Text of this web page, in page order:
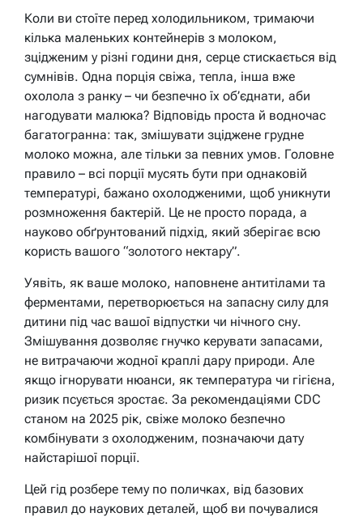
Коли ви стоїте перед холодильником, тримаючи
кілька маленьких контейнерів з молоком,
зцідженим у різні години дня, серце стискається від
сумнівів. Одна порція свіжа, тепла, інша вже
охолола з ранку – чи безпечно їх об’єднати, аби
нагодувати малюка? Відповідь проста й водночас
багатогранна: так, змішувати зціджене грудне
молоко можна, але тільки за певних умов. Головне
правило – всі порції мусять бути при однаковій
температурі, бажано охолодженими, щоб уникнути
розмноження бактерій. Це не просто порада, а
науково обґрунтований підхід, який зберігає всю
користь вашого “золотого нектару”.
Уявіть, як ваше молоко, наповнене антитілами та
ферментами, перетворюється на запасну силу для
дитини під час вашої відпустки чи нічного сну.
Змішування дозволяє гнучко керувати запасами,
не витрачаючи жодної краплі дару природи. Але
якщо ігнорувати нюанси, як температура чи гігієна,
ризик псується зростає. За рекомендаціями CDC
станом на 2025 рік, свіже молоко безпечно
комбінувати з охолодженим, позначаючи дату
найстарішої порції.
Цей гід розбере тему по поличках, від базових
правил до наукових деталей, щоб ви почувалися